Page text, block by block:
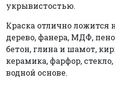
укрывистостью.
Краска отлично ложится
дерево, фанера, МДФ,
бетон, глина и шамот,
керамика, фарфор,
водной основе.